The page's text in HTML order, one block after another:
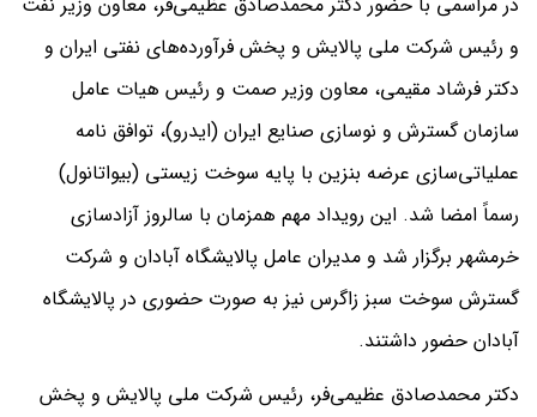
و رئیس شرکت ملی پالایش و پخش فرآورده‌های نفتی ایران و
دکتر فرشاد مقیمی، معاون وزیر صمت و رئیس هیات عامل
سازمان گسترش و نوسازی صنایع ایران (ایدرو)، توافق نامه
عملیاتی‌سازی عرضه بنزین با پایه سوخت زیستی (بیواتانول)
رسماً امضا شد. این رویداد مهم همزمان با سالروز آزادسازی
خرمشهر برگزار شد و مدیران عامل پالایشگاه آبادان و شرکت
گسترش سوخت سبز زاگرس نیز به صورت حضوری در پالایشگاه
آبادان حضور داشتند.
دکتر محمدصادق عظیمی‌فر، رئیس شرکت ملی پالایش و پخش